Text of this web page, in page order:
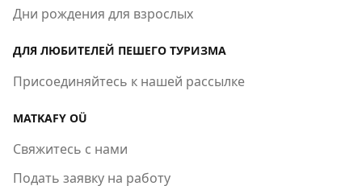
Дни рождения для взрослых
ДЛЯ ЛЮБИТЕЛЕЙ ПЕШЕГО ТУРИЗМА
Присоединяйтесь к нашей рассылке
MATKAFY OÜ
Свяжитесь с нами
Подать заявку на работу